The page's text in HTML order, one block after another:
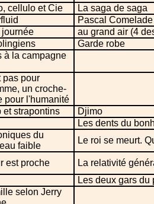
cellulo et Cie
La saga de saga
Pascal Comelade
journée
au grand air (4
Garde robe
à la campagne
pas pour
un croche-
pour l'humanité
et strapontins
Djimo
Les dents du
du
faible
Le roi se meurt.
est proche
La relativité
Les deux gars du
selon Jerry